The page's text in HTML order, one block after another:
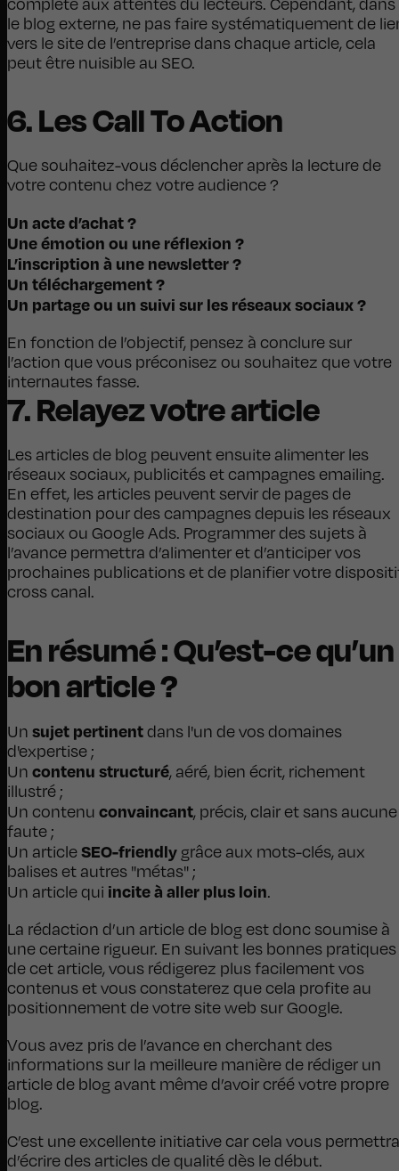
le blog externe, ne pas faire systématiquement de
vers le site de l’entreprise dans chaque article, cela
peut être nuisible au SEO.
6. Les Call To Action
Que souhaitez-vous déclencher après la lecture de
votre contenu chez votre audience ?
Un acte d’achat ?
Une émotion ou une réflexion ?
L’inscription à une newsletter ?
Un téléchargement ?
Un partage ou un suivi sur les réseaux sociaux ?
En fonction de l’objectif, pensez à conclure sur
l’action que vous préconisez ou souhaitez que votre
internautes fasse.
7. Relayez votre article
Les articles de blog peuvent ensuite alimenter les
réseaux sociaux, publicités et campagnes emailing.
En effet, les articles peuvent servir de pages de
destination pour des campagnes depuis les réseaux
sociaux ou Google Ads. Programmer des sujets à
l’avance permettra d’alimenter et d’anticiper vos
prochaines publications et de planifier votre
cross canal.
En résumé : Qu’est-ce qu’un
bon article ?
Un sujet pertinentdans l'un de vos domaines
d'expertise ;
Un contenu structuré, aéré, bien écrit, richement
illustré ;
Un contenu convaincant, précis, clair et sans aucune
faute ;
Un articleSEO-friendly grâce aux mots-clés, aux
balises et autres "métas" ;
Un article qui incite à aller plus loin.
La rédaction d’un article de blog est donc soumise à
une certaine rigueur. En suivant les bonnes pratiques
de cet article, vous rédigerez plus facilement vos
contenus et vous constaterez que cela profite au
positionnement de votre site web sur Google.
Vous avez pris de l’avance en cherchant des
informations sur la meilleure manière de rédiger un
article de blog avant même d’avoir créé votre propre
blog.
C’est une excellente initiative car cela vous permettra
d’écrire des articles de qualité dès le début.